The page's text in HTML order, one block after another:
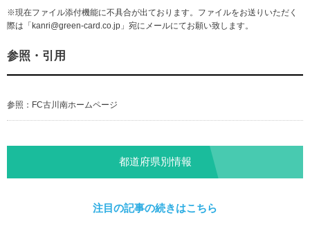
※現在ファイル添付機能に不具合が出ております。ファイルをお送りいただく
際は「kanri@green-card.co.jp 」宛にメールにてお願い致します。
参照・引用
参照：FC古川南ホームページ
都道府県別情報
注目の記事の続きはこちら